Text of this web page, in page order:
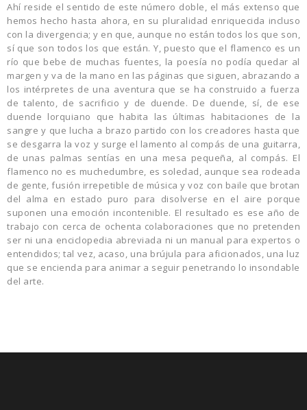
Ahí reside el sentido de este número doble, el más extenso que
hemos hecho hasta ahora, en su pluralidad enriquecida incluso
con la divergencia; y en que, aunque no están todos los que son,
sí que son todos los que están. Y, puesto que el flamenco es un
río que bebe de muchas fuentes, la poesía no podía quedar al
margen y va de la mano en las páginas que siguen, abrazando a
los intérpretes de una aventura que se ha construido a fuerza
de talento, de sacrificio y de duende. De duende, sí, de ese
duende lorquiano que habita las últimas habitaciones de la
sangre y que lucha a brazo partido con los creadores hasta que
se desgarra la voz y surge el lamento al compás de una guitarra,
de unas palmas sentías en una mesa pequeña, al compás. El
flamenco no es muchedumbre, es soledad, aunque sea rodeada
de gente, fusión irrepetible de música y voz con baile que brotan
del alma en estado puro para disolverse en el aire porque
suponen una emoción incontenible. El resultado es ese año de
trabajo con cerca de ochenta colaboraciones que no pretenden
ser ni una enciclopedia abreviada ni un manual para expertos o
entendidos; tal vez, acaso, una brújula para aficionados, una luz
que se encienda para animar a seguir penetrando lo insondable
del arte.